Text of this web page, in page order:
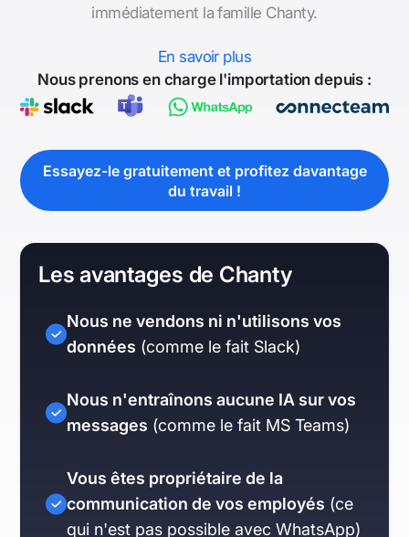
immédiatement la famille Chanty.
En savoir plus
Nous prenons en charge l'importation depuis :
Essayez-le gratuitement et profitez davantage
du travail !
Les avantages de Chanty
Nous ne vendons ni n'utilisons vos
données (comme le fait Slack)
Nous n'entraînons aucune IA sur vos
messages (comme le fait MS Teams)
Vous êtes propriétaire de la
communication de vos employés (ce
qui n'est pas possible avec WhatsApp)